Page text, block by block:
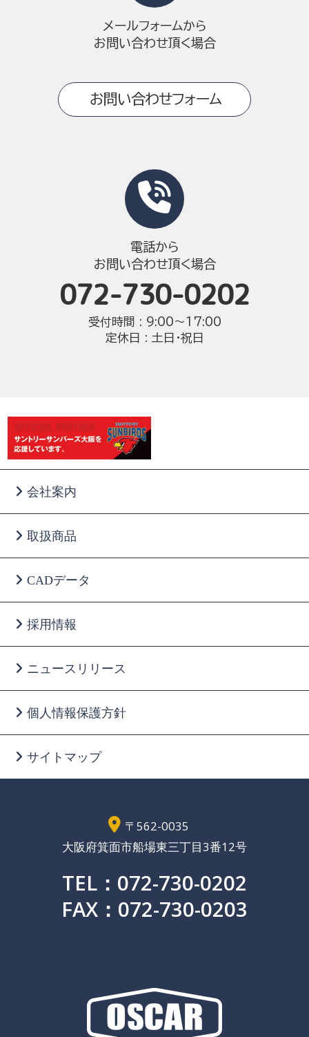
メールフォームから
お問い合わせ頂く場合
お問い合わせフォーム
電話から
お問い合わせ頂く場合
072-730-0202
受付時間 : 9:00〜17:00
定休日 : 土日・祝日
会社案内
取扱商品
CADデータ
採用情報
ニュースリリース
個人情報保護方針
サイトマップ
〒562-0035
大阪府箕面市船場東三丁目3番12号
TEL：072-730-0202
FAX：072-730-0203